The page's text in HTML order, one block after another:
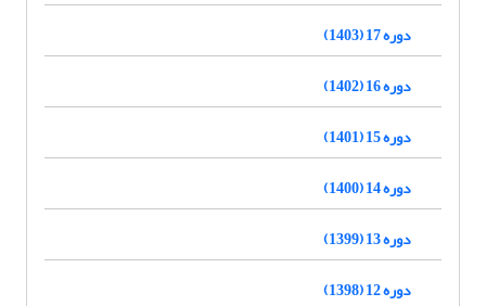
دوره 17 (1403)
دوره 16 (1402)
دوره 15 (1401)
دوره 14 (1400)
دوره 13 (1399)
دوره 12 (1398)